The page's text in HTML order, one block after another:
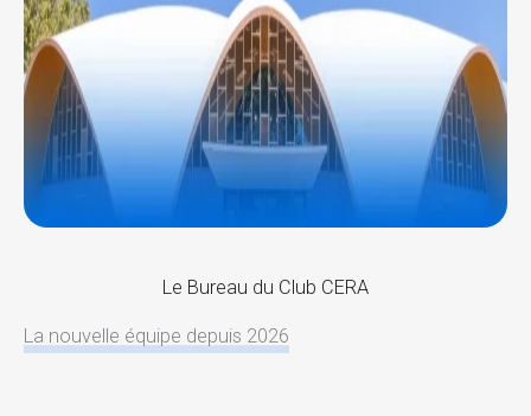
Le Bureau du Club CERA
La nouvelle équipe depuis 2026